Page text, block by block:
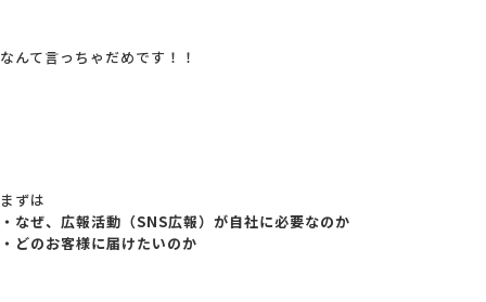
なんて言っちゃだめです！！
まずは
・なぜ、広報活動（SNS広報）が自社に必要なのか
・どのお客様に届けたいのか